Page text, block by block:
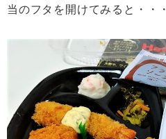
当のフタを開けてみると・・・